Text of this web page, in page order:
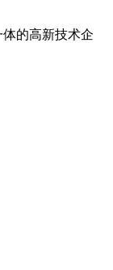
的高新技术企